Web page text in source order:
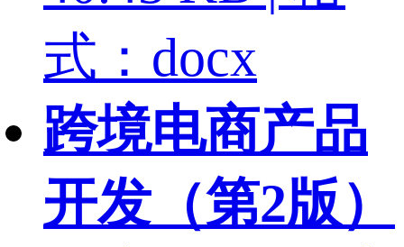
式：docx
跨境电商产品
开发（第2版）